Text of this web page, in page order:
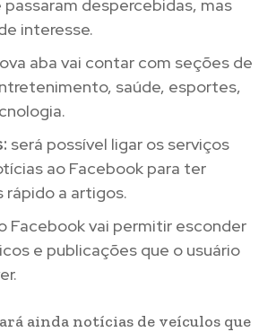
passaram despercebidas, mas
interesse.
aba vai contar com seções de
saúde, esportes,
será possível ligar os serviços
ao Facebook para ter
rápido a artigos.
Facebook vai permitir esconder
e publicações que o usuário
ainda notícias de veículos que